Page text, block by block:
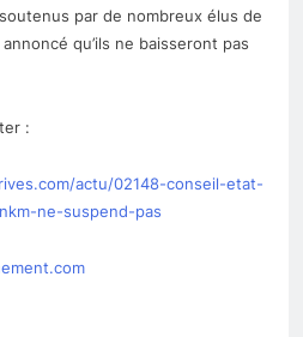
par de nombreux élus de
qu’ils ne baisseront pas
:
actu/02148-conseil-etat-
ne-suspend-pas